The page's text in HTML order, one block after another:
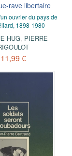
rave libertaire
ouvrier du pays de
1898-1980
HUG, PIERRE
11,99 €